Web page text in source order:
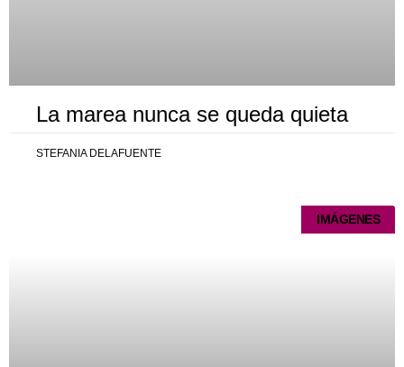
La marea nunca se queda quieta
STEFANIA DELAFUENTE
IMÁGENES